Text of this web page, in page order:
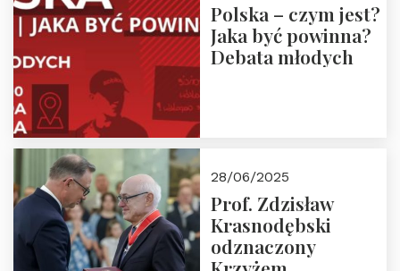
Polska – czym jest?
Jaka być powinna?
Debata młodych
28/06/2025
Prof. Zdzisław
Krasnodębski
odznaczony